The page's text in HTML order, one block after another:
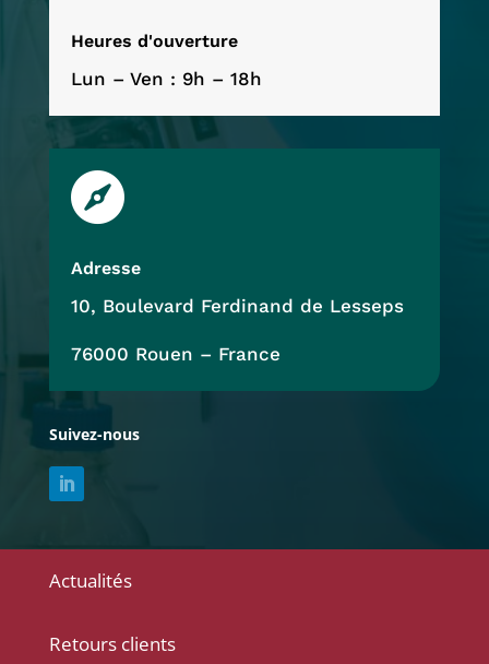
Heures d'ouverture
Lun – Ven : 9h – 18h

Adresse
10, Boulevard Ferdinand de Lesseps
76000 Rouen – France
Suivez-nous
Actualités
Retours clients